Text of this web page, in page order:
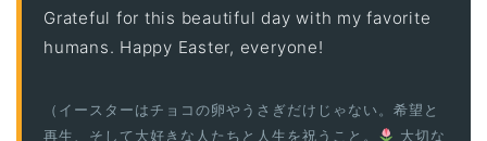
Grateful for this beautiful day with my favorite
humans. Happy Easter, everyone!
（イースターはチョコの卵やうさぎだけじゃない。希望と
再生、そして大好きな人たちと人生を祝うこと。
大切な